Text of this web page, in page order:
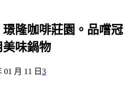
璟隆咖啡莊園。品嚐冠
美味鍋物
01 月 11 日 3